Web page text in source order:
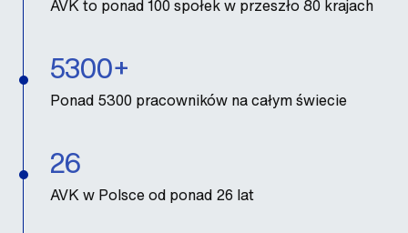
AVK to ponad 100 społek w przeszło 80 krajach
5300+
Ponad 5300 pracowników na całym świecie
26
AVK w Polsce od ponad 26 lat